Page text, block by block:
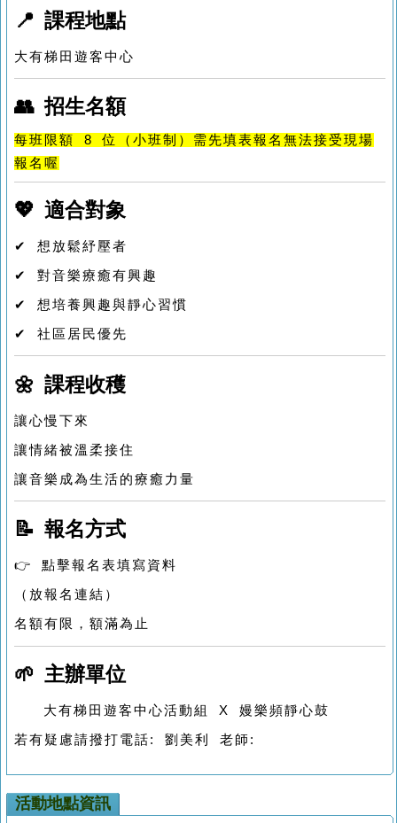
📍 課程地點
大有梯田遊客中心
👥 招生名額
每班限額 8 位（小班制）需先填表報名無法接受現場
報名喔
💖 適合對象
✔ 想放鬆紓壓者
✔ 對音樂療癒有興趣
✔ 想培養興趣與靜心習慣
✔ 社區居民優先
🌼 課程收穫
讓心慢下來
讓情緒被溫柔接住
讓音樂成為生活的療癒力量
📝 報名方式
👉 點擊報名表填寫資料
（放報名連結）
名額有限，額滿為止
🌱 主辦單位
大有梯田遊客中心活動組 X 嫚樂頻靜心鼓
若有疑慮請撥打電話: 劉美利 老師:
活動地點資訊